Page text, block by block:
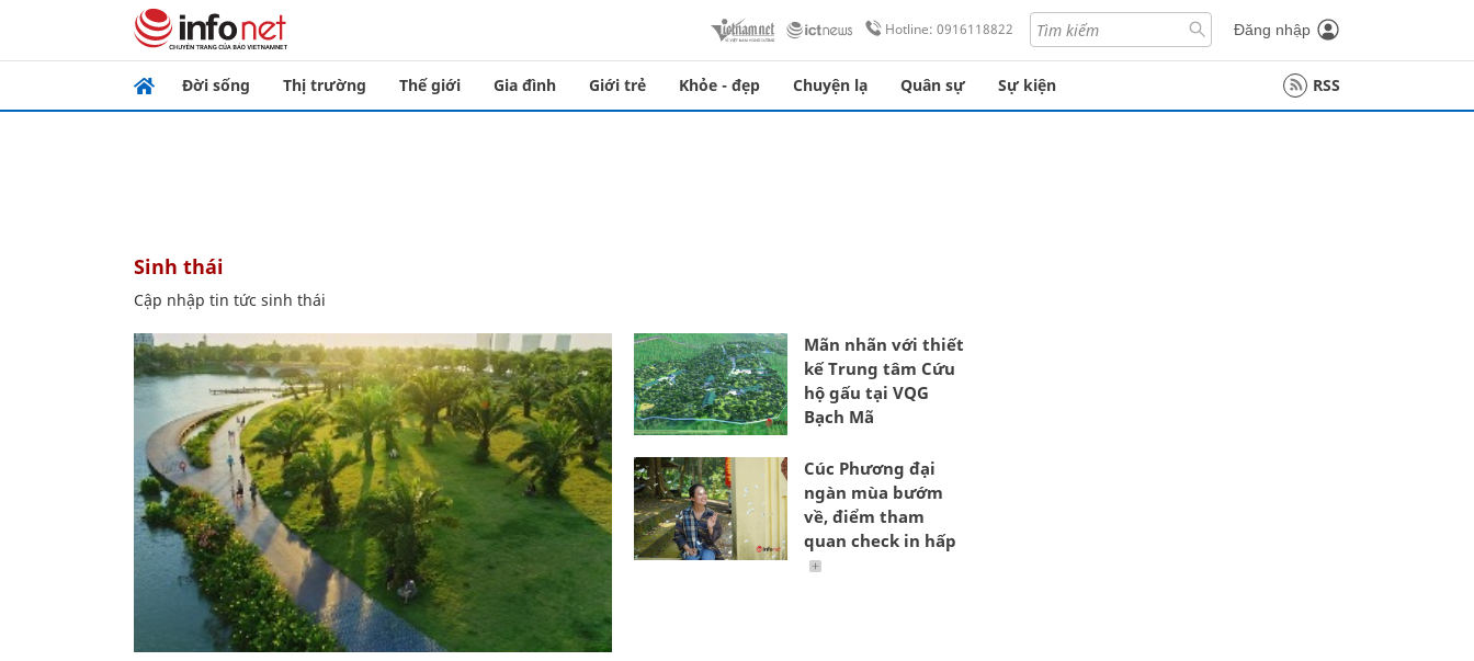
Hotline: 0916118822 Đăng nhập
Đời sống Thị trường Thế giới Gia đình Giới trẻ Khỏe - đẹp Chuyện lạ Quân sự Sự kiện RSS
sinh thái
Cập nhập tin tức sinh thái
Mãn nhãn với thiết
kế Trung tâm Cứu
hộ gấu tại VQG
Bạch Mã
Cúc Phương đại
ngàn mùa bướm
về, điểm tham
quan check in hấp